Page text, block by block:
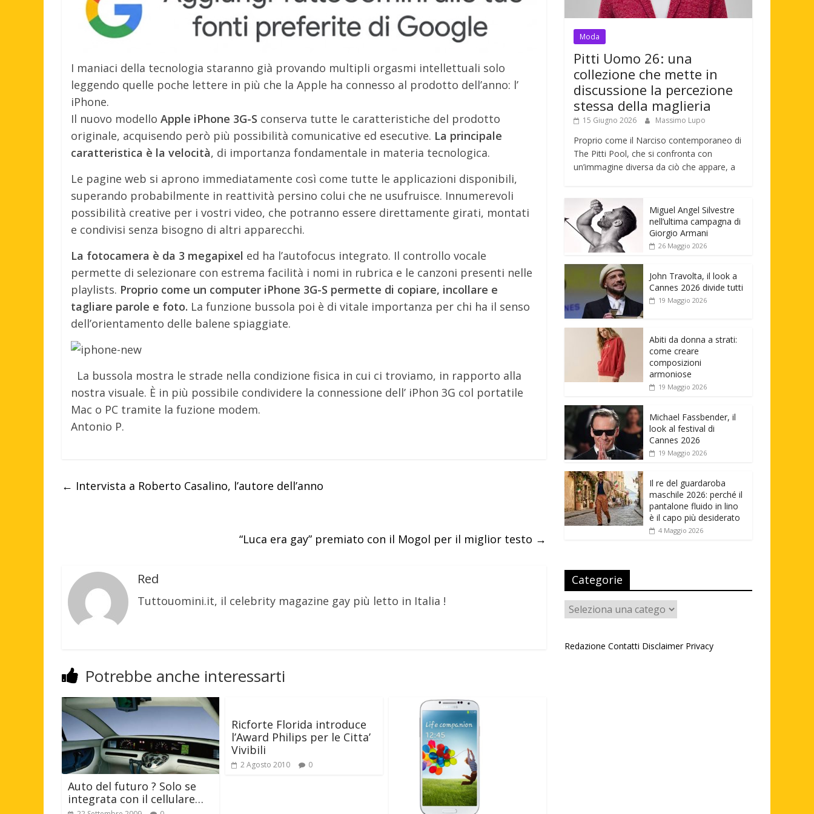
I maniaci della tecnologia staranno già provando multipli orgasmi intellettuali solo
leggendo quelle poche lettere in più che la Apple ha connesso al prodotto dell’anno: l’
iPhone.
Il nuovo modello Apple iPhone 3G-S conserva tutte le caratteristiche del prodotto
originale, acquisendo però più possibilità comunicative ed esecutive. La principale
caratteristica è la velocità, di importanza fondamentale in materia tecnologica.
Le pagine web si aprono immediatamente così come tutte le applicazioni disponibili,
superando probabilmente in reattività persino colui che ne usufruisce. Innumerevoli
possibilità creative per i vostri video, che potranno essere direttamente girati, montati
e condivisi senza bisogno di altri apparecchi.
La fotocamera è da 3 megapixel ed ha l’autofocus integrato. Il controllo vocale
permette di selezionare con estrema facilità i nomi in rubrica e le canzoni presenti nelle
playlists. Proprio come un computer iPhone 3G-S permette di copiare, incollare e
tagliare parole e foto. La funzione bussola poi è di vitale importanza per chi ha il senso
dell’orientamento delle balene spiaggiate.
La bussola mostra le strade nella condizione fisica in cui ci troviamo, in rapporto alla
nostra visuale. È in più possibile condividere la connessione dell’ iPhon 3G col portatile
Mac o PC tramite la fuzione modem.
Antonio P.
← Intervista a Roberto Casalino, l’autore dell’anno
“Luca era gay” premiato con il Mogol per il miglior testo →
Red
Tuttouomini.it, il celebrity magazine gay più letto in Italia !
Potrebbe anche interessarti
Auto del futuro ? Solo se
integrata con il cellulare…
Ricforte Florida introduce
l’Award Philips per le Citta’
Vivibili
2 Agosto 2010 0
Moda
Pitti Uomo 26: una
collezione che mette in
discussione la percezione
stessa della maglieria
15 Giugno 2026 Massimo Lupo
Proprio come il Narciso contemporaneo di
The Pitti Pool, che si confronta con
un’immagine diversa da ciò che appare, a
Miguel Angel Silvestre
nell’ultima campagna di
Giorgio Armani
26 Maggio 2026
John Travolta, il look a
Cannes 2026 divide tutti
19 Maggio 2026
Abiti da donna a strati:
come creare
composizioni
armoniose
19 Maggio 2026
Michael Fassbender, il
look al festival di
Cannes 2026
19 Maggio 2026
Il re del guardaroba
maschile 2026: perché il
pantalone fluido in lino
è il capo più desiderato
4 Maggio 2026
Categorie
Categorie
Redazione Contatti Disclaimer Privacy